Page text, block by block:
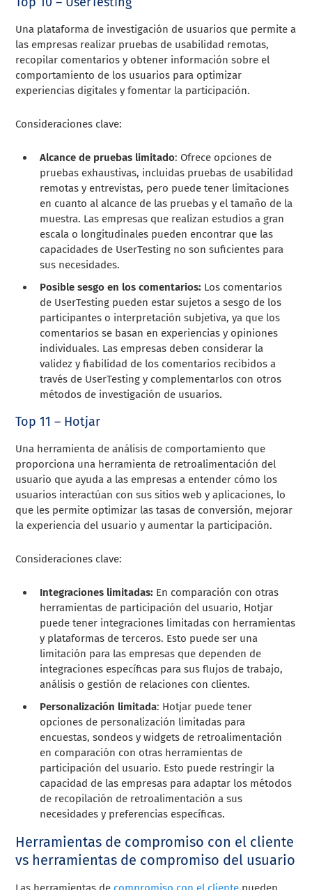
Una plataforma de investigación de usuarios que permite a
las empresas realizar pruebas de usabilidad remotas,
recopilar comentarios y obtener información sobre el
comportamiento de los usuarios para optimizar
experiencias digitales y fomentar la participación.
Consideraciones clave:
Alcance de pruebas limitado: Ofrece opciones de
pruebas exhaustivas, incluidas pruebas de usabilidad
remotas y entrevistas, pero puede tener limitaciones
en cuanto al alcance de las pruebas y el tamaño de la
muestra. Las empresas que realizan estudios a gran
escala o longitudinales pueden encontrar que las
capacidades de UserTesting no son suficientes para
sus necesidades.
Posible sesgo en los comentarios: Los comentarios
de UserTesting pueden estar sujetos a sesgo de los
participantes o interpretación subjetiva, ya que los
comentarios se basan en experiencias y opiniones
individuales. Las empresas deben considerar la
validez y fiabilidad de los comentarios recibidos a
través de UserTesting y complementarlos con otros
métodos de investigación de usuarios.
Top 11 – Hotjar
Una herramienta de análisis de comportamiento que
proporciona una herramienta de retroalimentación del
usuario que ayuda a las empresas a entender cómo los
usuarios interactúan con sus sitios web y aplicaciones, lo
que les permite optimizar las tasas de conversión, mejorar
la experiencia del usuario y aumentar la participación.
Consideraciones clave:
Integraciones limitadas: En comparación con otras
herramientas de participación del usuario, Hotjar
puede tener integraciones limitadas con herramientas
y plataformas de terceros. Esto puede ser una
limitación para las empresas que dependen de
integraciones específicas para sus flujos de trabajo,
análisis o gestión de relaciones con clientes.
Personalización limitada: Hotjar puede tener
opciones de personalización limitadas para
encuestas, sondeos y widgets de retroalimentación
en comparación con otras herramientas de
participación del usuario. Esto puede restringir la
capacidad de las empresas para adaptar los métodos
de recopilación de retroalimentación a sus
necesidades y preferencias específicas.
Herramientas de compromiso con el cliente
vs herramientas de compromiso del usuario